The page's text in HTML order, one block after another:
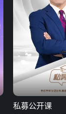
私募公开课